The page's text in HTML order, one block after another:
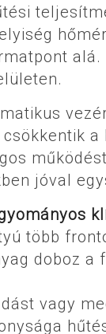
jóval
több
doboz a
vagy